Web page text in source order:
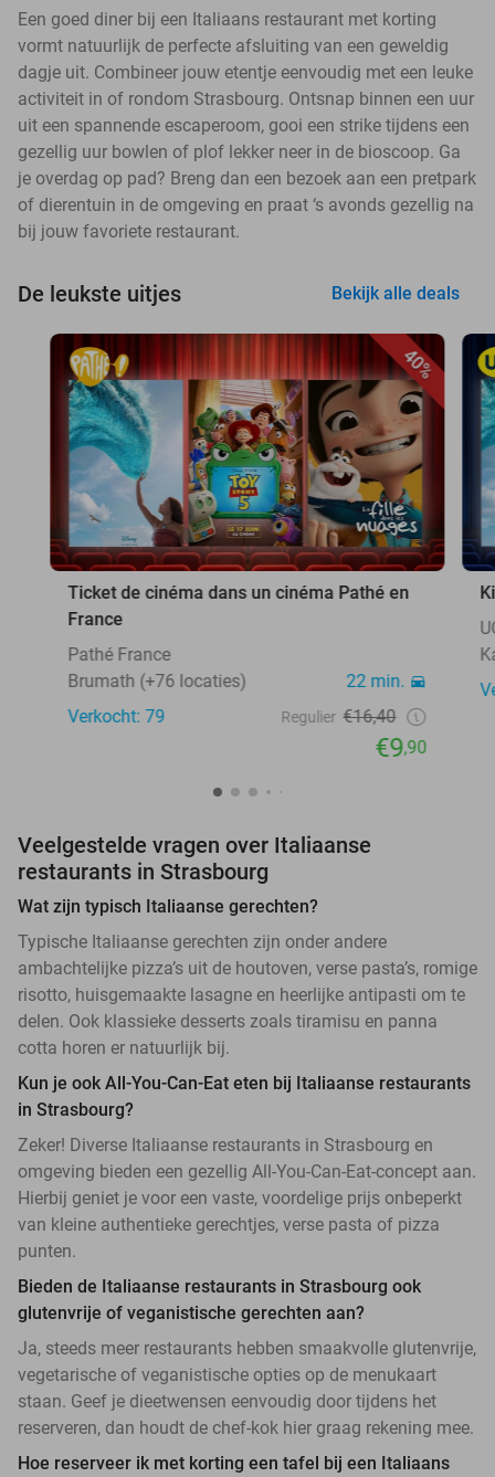
Een goed diner bij een Italiaans restaurant met korting
vormt natuurlijk de perfecte afsluiting van een geweldig
dagje uit. Combineer jouw etentje eenvoudig met een leuke
activiteit in of rondom Strasbourg. Ontsnap binnen een uur
uit een spannende escaperoom, gooi een strike tijdens een
gezellig uur bowlen of plof lekker neer in de bioscoop. Ga
je overdag op pad? Breng dan een bezoek aan een pretpark
of dierentuin in de omgeving en praat ‘s avonds gezellig na
bij jouw favoriete restaurant.
De leukste uitjes Bekijk alle deals
40%
Ticket de cinéma dans un cinéma Pathé en
France
Pathé France
Brumath (+76 locaties)
22 min.
Verkocht: 79
Regulier €16,40
€9,90
Veelgestelde vragen over Italiaanse
restaurants in Strasbourg
Wat zijn typisch Italiaanse gerechten?
Typische Italiaanse gerechten zijn onder andere
ambachtelijke pizza’s uit de houtoven, verse pasta’s, romige
risotto, huisgemaakte lasagne en heerlijke antipasti om te
delen. Ook klassieke desserts zoals tiramisu en panna
cotta horen er natuurlijk bij.
Kun je ook All-You-Can-Eat eten bij Italiaanse restaurants
in Strasbourg?
Zeker! Diverse Italiaanse restaurants in Strasbourg en
omgeving bieden een gezellig All-You-Can-Eat-concept aan.
Hierbij geniet je voor een vaste, voordelige prijs onbeperkt
van kleine authentieke gerechtjes, verse pasta of pizza
punten.
Bieden de Italiaanse restaurants in Strasbourg ook
glutenvrije of veganistische gerechten aan?
Ja, steeds meer restaurants hebben smaakvolle glutenvrije,
vegetarische of veganistische opties op de menukaart
staan. Geef je dieetwensen eenvoudig door tijdens het
reserveren, dan houdt de chef-kok hier graag rekening mee.
Hoe reserveer ik met korting een tafel bij een Italiaans